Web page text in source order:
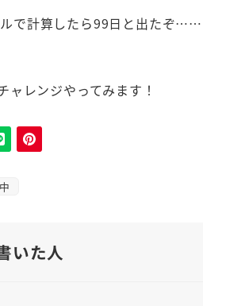
ルで計算したら99日と出たぞ……
ャレンジやってみます！
いた人